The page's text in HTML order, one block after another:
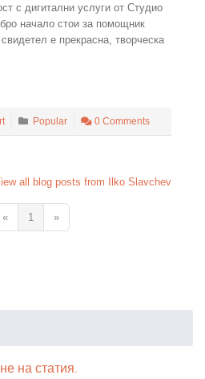
с дигитални услуги от Студио
начало стои за помощник
е прекрасна, творческа
Popular 0 Comments
all blog posts from Ilko Slavchev
« 1 »
на статия.